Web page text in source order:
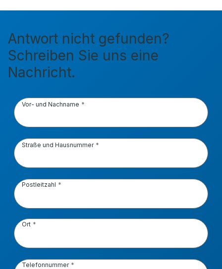
Antwort nicht gefunden?
Schreiben Sie uns eine
Nachricht.
Vor- und Nachname
Straße und Hausnummer
Postleitzahl
Ort
Telefonnummer